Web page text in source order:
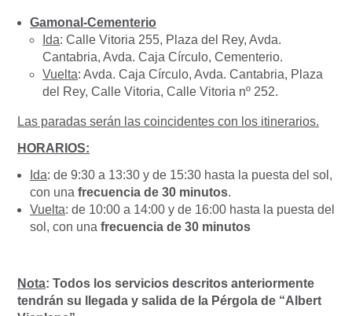
Gamonal-Cementerio
Ida: Calle Vitoria 255, Plaza del Rey, Avda.
Cantabria, Avda. Caja Círculo, Cementerio.
Vuelta: Avda. Caja Círculo, Avda. Cantabria, Plaza
del Rey, Calle Vitoria, Calle Vitoria nº 252.
Las paradas serán las coincidentes con los itinerarios.
HORARIOS:
Ida: de 9:30 a 13:30 y de 15:30 hasta la puesta del sol,
con una frecuencia de 30 minutos.
Vuelta: de 10:00 a 14:00 y de 16:00 hasta la puesta del
sol, con una frecuencia de 30 minutos
Nota: Todos los servicios descritos anteriormente
tendrán su llegada y salida de la Pérgola de “Albert